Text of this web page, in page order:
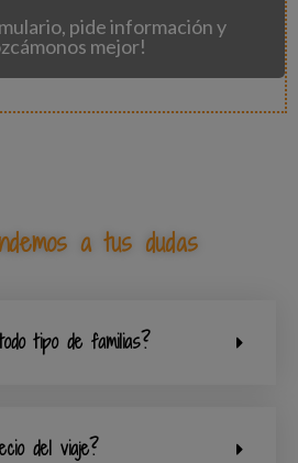
pide información y
mejor!
a tus dudas
tipo de familias?
del viaje?